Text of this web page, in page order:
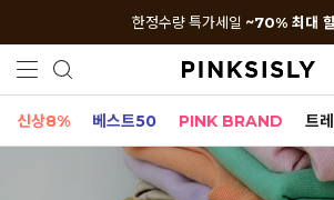
한정수량 특가세일 ~70% 최대
신상8% 베스트50 PINK BRAND 트